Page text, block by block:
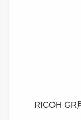
RICOH GR